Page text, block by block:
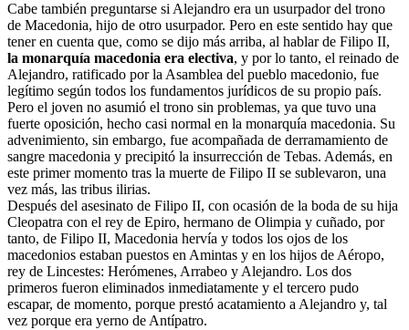
Cabe también preguntarse si Alejandro era un usurpador del trono
de Macedonia, hijo de otro usurpador. Pero en este sentido hay que
tener en cuenta que, como se dijo más arriba, al hablar de Filipo II,
la monarquía macedonia era electiva, y por lo tanto, el reinado de
Alejandro, ratificado por la Asamblea del pueblo macedonio, fue
legítimo según todos los fundamentos jurídicos de su propio país.
Pero el joven no asumió el trono sin problemas, ya que tuvo una
fuerte oposición, hecho casi normal en la monarquía macedonia. Su
advenimiento, sin embargo, fue acompañada de derramamiento de
sangre macedonia y precipitó la insurrección de Tebas. Además, en
este primer momento tras la muerte de Filipo II se sublevaron, una
vez más, las tribus ilirias.
Después del asesinato de Filipo II, con ocasión de la boda de su hija
Cleopatra con el rey de Epiro, hermano de Olimpia y cuñado, por
tanto, de Filipo II, Macedonia hervía y todos los ojos de los
macedonios estaban puestos en Amintas y en los hijos de Aéropo,
rey de Lincestes: Herómenes, Arrabeo y Alejandro. Los dos
primeros fueron eliminados inmediatamente y el tercero pudo
escapar, de momento, porque prestó acatamiento a Alejandro y, tal
vez porque era yerno de Antípatro.